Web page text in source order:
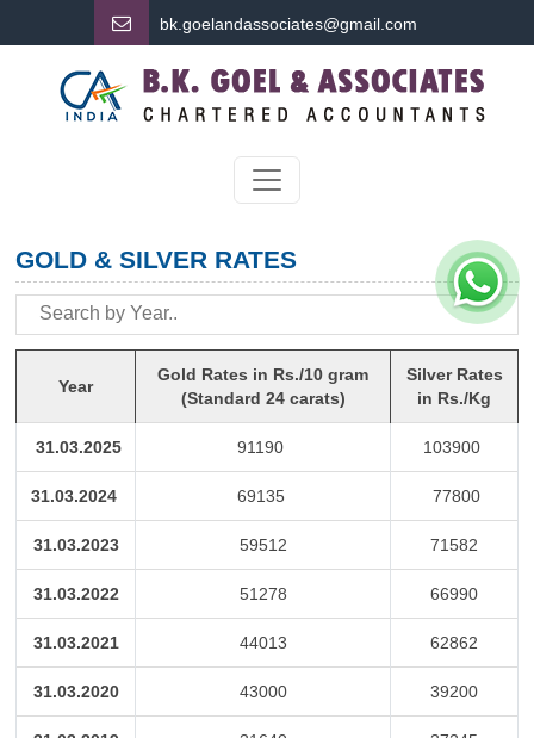
bk. goelandassociates@gmail.com
GOLD & SILVER RATES
Year
Gold Rates in Rs./10 gram
(Standard 24 carats)
Silver Rates
in Rs./Kg
31.03.2025 91190 103900
31.03.2024 69135 77800
31.03.2023 59512 71582
31.03.2022 51278 66990
31.03.2021 44013 62862
31.03.2020 43000 39200